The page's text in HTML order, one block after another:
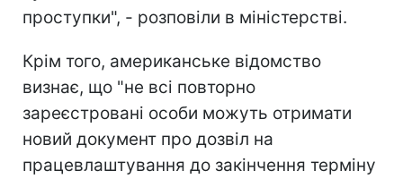
проступки", - розповіли в міністерстві.
Крім того, американське відомство
визнає, що "не всі повторно
зареєстровані особи можуть отримати
новий документ про дозвіл на
працевлаштування до закінчення терміну